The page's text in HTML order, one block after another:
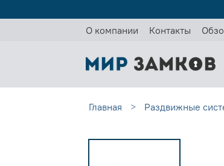
О компании Контакты
Главная Раздвижные